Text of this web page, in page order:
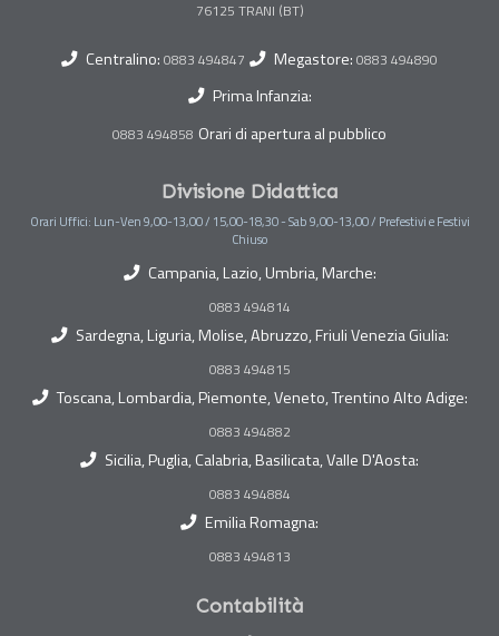
Centralino: 0883 494847 Megastore: 0883 494890
Prima Infanzia:
0883 494858 Orari di apertura al pubblico
Divisione Didattica
Orari Uffici: Lun-Ven 9,00-13,00 / 15,00-18,30 - Sab 9,00-13,00 / Prefestivi e Festivi
Chiuso
Campania, Lazio, Umbria, Marche:
0883 494814
Sardegna, Liguria, Molise, Abruzzo, Friuli Venezia Giulia:
0883 494815
Toscana, Lombardia, Piemonte, Veneto, Trentino Alto Adige:
0883 494882
Sicilia, Puglia, Calabria, Basilicata, Valle D'Aosta:
0883 494884
Emilia Romagna:
0883 494813
Contabilità